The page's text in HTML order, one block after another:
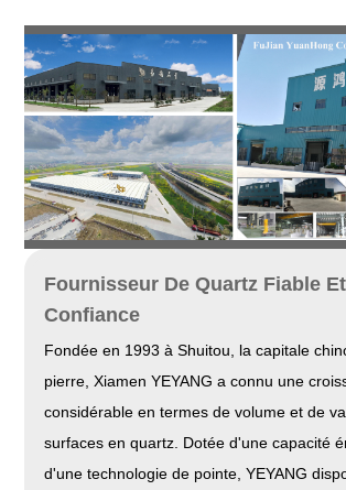
Fournisseur De Quartz Fiable
Confiance
Fondée en 1993 à Shuitou, la capitale
pierre, Xiamen YEYANG a connu une
considérable en termes de volume et de
surfaces en quartz. Dotée d'une capacité
d'une technologie de pointe, YEYANG